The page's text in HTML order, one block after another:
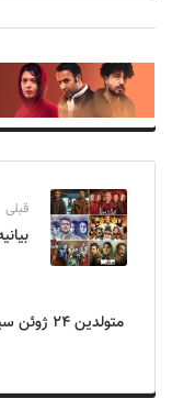
قبلی
متولدین